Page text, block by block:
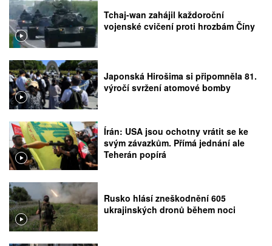
Tchaj-wan zahájil každoroční
vojenské cvičení proti hrozbám Číny
Japonská Hirošima si připomněla 81.
výročí svržení atomové bomby
Írán: USA jsou ochotny vrátit se ke
svým závazkům. Přímá jednání ale
Teherán popírá
Rusko hlásí zneškodnění 605
ukrajinských dronů během noci